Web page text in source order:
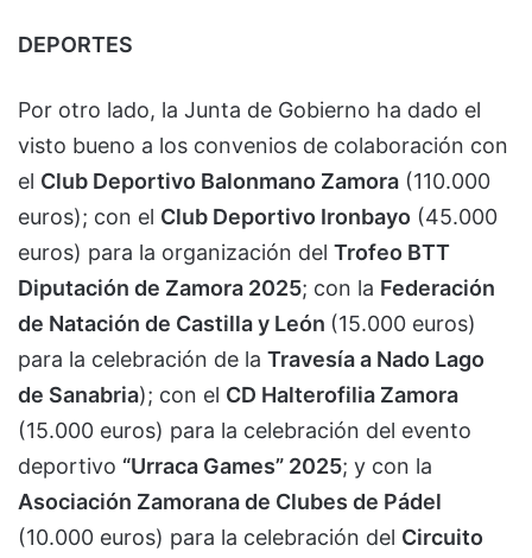
DEPORTES
Por otro lado, la Junta de Gobierno ha dado el
visto bueno a los convenios de colaboración con
el Club Deportivo Balonmano Zamora (110.000
euros); con el Club Deportivo Ironbayo (45.000
euros) para la organización del Trofeo BTT
Diputación de Zamora 2025; con la Federación
de Natación de Castilla y León (15.000 euros)
para la celebración de la Travesía a Nado Lago
de Sanabria); con el CD Halterofilia Zamora
(15.000 euros) para la celebración del evento
deportivo “Urraca Games” 2025; y con la
Asociación Zamorana de Clubes de Pádel
(10.000 euros) para la celebración del Circuito